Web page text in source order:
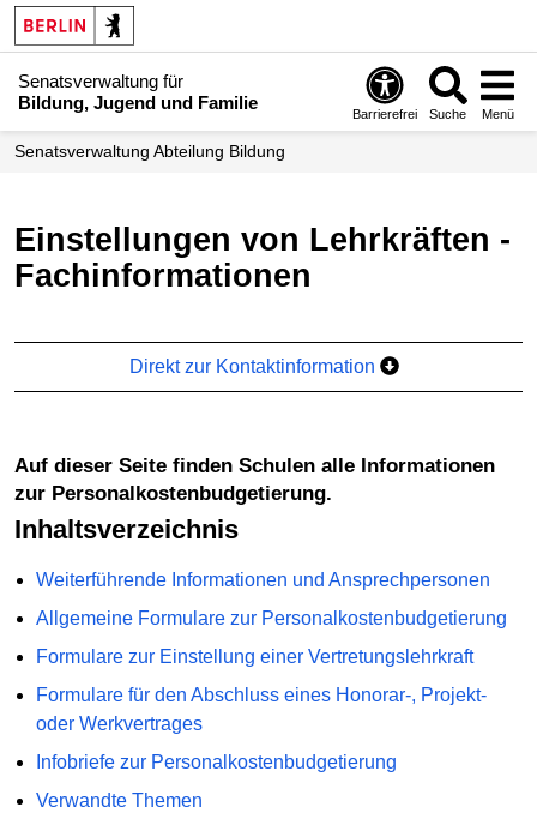
Senatsverwaltung für
Bildung, Jugend und Familie
Barrierefrei Suche Menü
Senats­verwaltung Abteilung Bildung
Einstellungen von Lehrkräften -
Fachinformationen
Direkt zur Kontaktinformation
Auf dieser Seite finden Schulen alle Informationen
zur Personalkostenbudgetierung.
Inhaltsverzeichnis
Weiterführende Informationen und Ansprechpersonen
Allgemeine Formulare zur Personalkostenbudgetierung
Formulare zur Einstellung einer Vertretungslehrkraft
Formulare für den Abschluss eines Honorar-, Projekt-
oder Werkvertrages
Infobriefe zur Personalkostenbudgetierung
Verwandte Themen